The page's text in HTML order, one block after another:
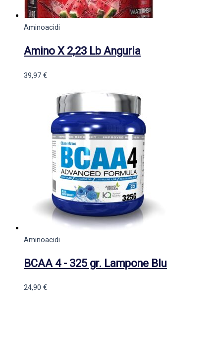
Aminoacidi
Amino X 2,23 Lb Anguria
39,97 €
Aminoacidi
BCAA 4 - 325 gr. Lampone Blu
24,90 €